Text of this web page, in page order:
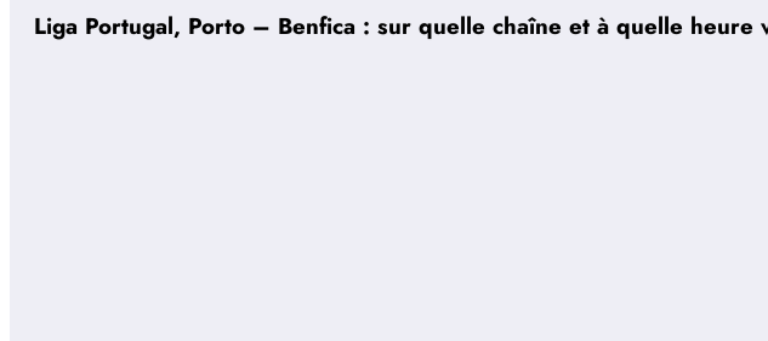
Liga Portugal, Porto – Benfica : sur quelle chaîne et à quelle heure